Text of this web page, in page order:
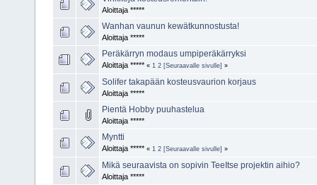
Aloittaja *****
Wanhan vaunun kewätkunnostusta!
Aloittaja *****
Peräkärryn modaus umpiperäkärryksi
Aloittaja ***** « 1 2 [Seuraavalle sivulle] »
Solifer takapään kosteusvaurion korjaus
Aloittaja *****
Pientä Hobby puuhastelua
Aloittaja *****
Myntti
Aloittaja ***** « 1 2 [Seuraavalle sivulle] »
Mikä seuraavista on sopivin TeeItse projektin aihio?
Aloittaja *****